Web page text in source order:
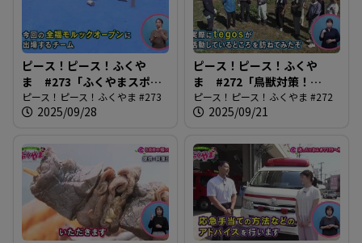
ピース！ピース！ふくや
ま #273「ふくやまスポー
ツフェスティバル2025」
ピース！ピース！ふくやま #273
2025/09/28
ピース！ピース！ふくや
ま #272「鳥獣対策！
tegos出動」
ピース！ピース！ふくやま #272
2025/09/21